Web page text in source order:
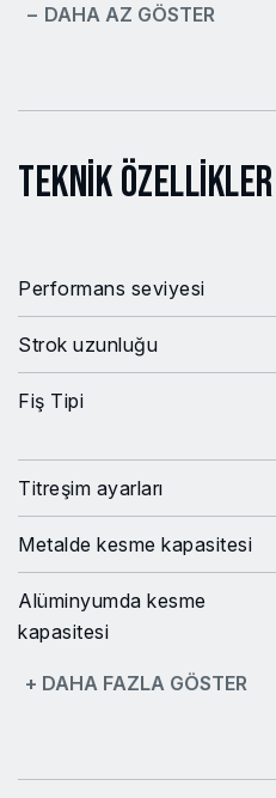
− DAHA AZ GÖSTER
Teknik Özellikler
Performans seviyesi
Strok uzunluğu
Fiş Tipi
Titreşim ayarları
Metalde kesme kapasitesi
Alüminyumda kesme
kapasitesi
Gerilim
+ DAHA FAZLA GÖSTER